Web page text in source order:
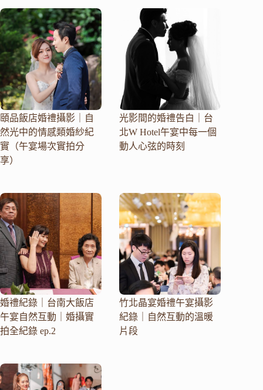
頤品飯店婚禮攝影｜自
然光中的情感類婚紗紀
實（午宴場次實拍分
享）
光影間的婚禮告白｜台
北W Hotel午宴中每一個
動人心弦的時刻
婚禮紀錄｜台南大飯店
午宴自然互動｜婚攝實
拍全紀錄 ep.2
竹北晶宴婚禮午宴攝影
紀錄｜自然互動的溫暖
片段